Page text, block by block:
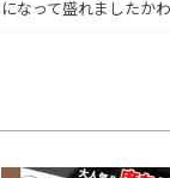
になって盛れましたか